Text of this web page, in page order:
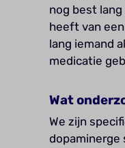
nog best
heeft van
lang iemand
medicatie
Wat
We zijn
dopaminerge